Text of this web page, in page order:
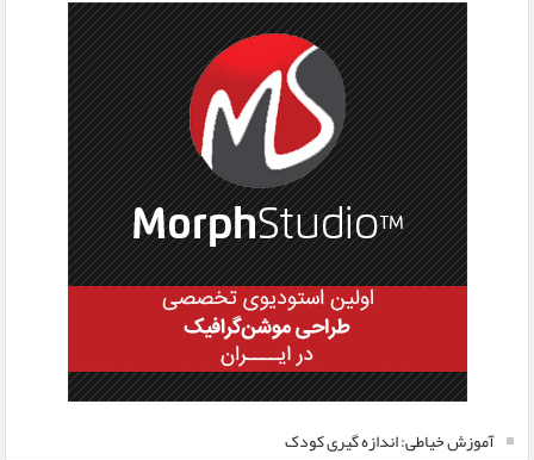
آموزش خیاطی: اندازه گیری کودک